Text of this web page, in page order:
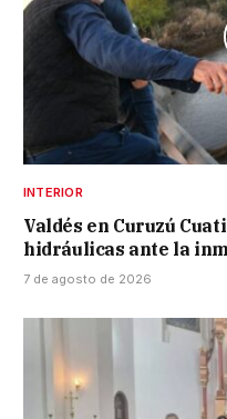
INTERIOR
Valdés en Curuzú
hidráulicas ante la
7 de agosto de 2026